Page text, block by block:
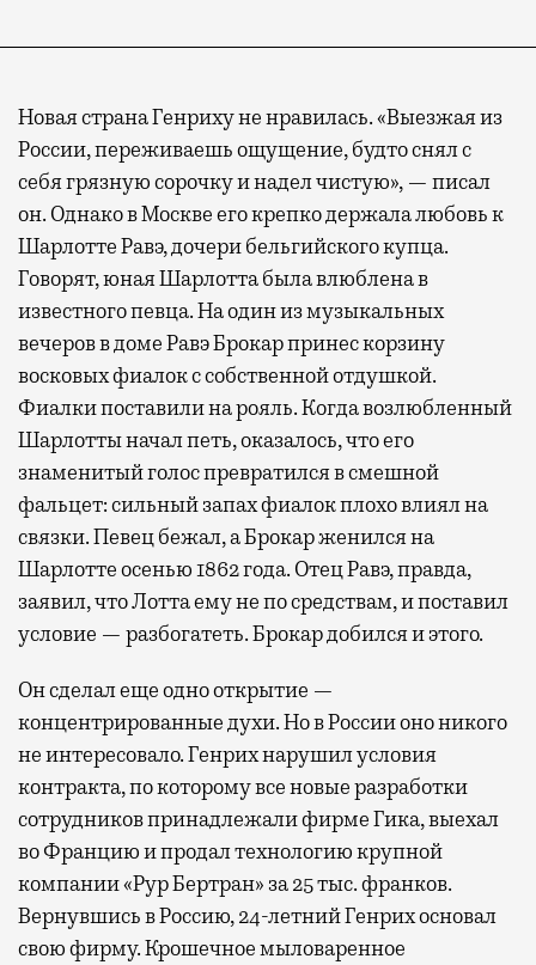
Новая страна Генриху не нравилась. «Выезжая из
России, переживаешь ощущение, будто снял с
себя грязную сорочку и надел чистую», — писал
он. Однако в Москве его крепко держала любовь к
Шарлотте Равэ, дочери бельгийского купца.
Говорят, юная Шарлотта была влюблена в
известного певца. На один из музыкальных
вечеров в доме Равэ Брокар принес корзину
восковых фиалок с собственной отдушкой.
Фиалки поставили на рояль. Когда возлюбленный
Шарлотты начал петь, оказалось, что его
знаменитый голос превратился в смешной
фальцет: сильный запах фиалок плохо влиял на
связки. Певец бежал, а Брокар женился на
Шарлотте осенью 1862 года. Отец Равэ, правда,
заявил, что Лотта ему не по средствам, и поставил
условие — разбогатеть. Брокар добился и этого.
Он сделал еще одно открытие —
концентрированные духи. Но в России оно никого
не интересовало. Генрих нарушил условия
контракта, по которому все новые разработки
сотрудников принадлежали фирме Гика, выехал
во Францию и продал технологию крупной
компании «Рур Бертран» за 25 тыс. франков.
Вернувшись в Россию, 24-летний Генрих основал
свою фирму. Крошечное мыловаренное